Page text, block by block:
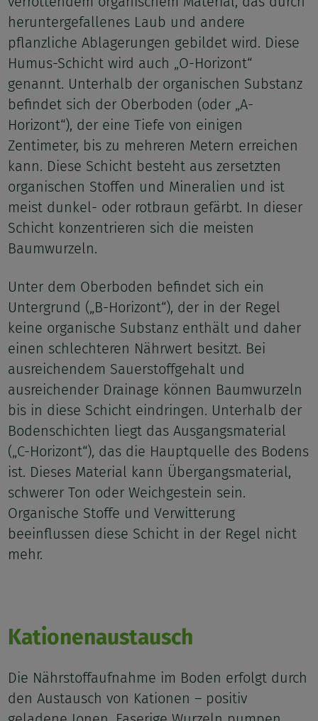
heruntergefallenes Laub und andere
pflanzliche Ablagerungen gebildet wird. Diese
Humus-Schicht wird auch „O-Horizont“
genannt. Unterhalb der organischen Substanz
befindet sich der Oberboden (oder „A-
Horizont“), der eine Tiefe von einigen
Zentimeter, bis zu mehreren Metern erreichen
kann. Diese Schicht besteht aus zersetzten
organischen Stoffen und Mineralien und ist
meist dunkel- oder rotbraun gefärbt. In dieser
Schicht konzentrieren sich die meisten
Baumwurzeln.
Unter dem Oberboden befindet sich ein
Untergrund („B-Horizont“), der in der Regel
keine organische Substanz enthält und daher
einen schlechteren Nährwert besitzt. Bei
ausreichendem Sauerstoffgehalt und
ausreichender Drainage können Baumwurzeln
bis in diese Schicht eindringen. Unterhalb der
Bodenschichten liegt das Ausgangsmaterial
(„C-Horizont“), das die Hauptquelle des Bodens
ist. Dieses Material kann Übergangsmaterial,
schwerer Ton oder Weichgestein sein.
Organische Stoffe und Verwitterung
beeinflussen diese Schicht in der Regel nicht
mehr.
Kationenaustausch
Die Nährstoffaufnahme im Boden erfolgt durch
den Austausch von Kationen – positiv